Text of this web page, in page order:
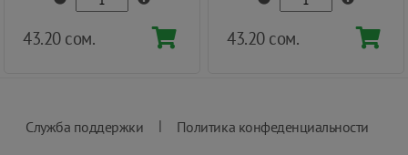
43.20 сом. 43.20 сом.
Служба поддержки | Политика конфеденциальности